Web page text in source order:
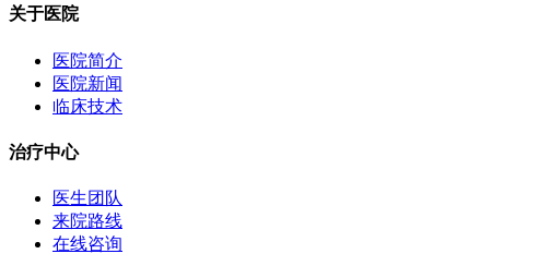
关于医院
医院简介
医院新闻
临床技术
治疗中心
医生团队
来院路线
在线咨询